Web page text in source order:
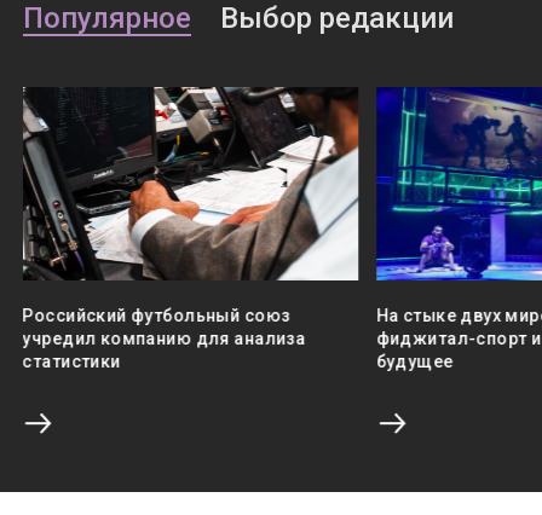
Популярное Выбор редакции
Российский футбольный союз
учредил компанию для анализа
статистики
На стыке двух
фиджитал-спорт
будущее